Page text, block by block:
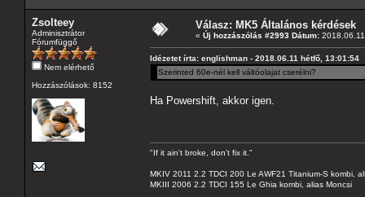
Zsolteey
Adminisztrátor
Fórumfüggő
Nem elérhető
Hozzászólások: 8152
Válasz: MK5 Általános kérdések
« Új hozzászólás #2993 Dátum:
Idézetet írta: englishman - 2018.06.11 hétfő, 13:01:54
Szerinted 60e-nél kell váltóolajat cserélni?
Ha Powershift, akkor igen.
"If it ain't broke, don't fix it."
MKIV 2011 2.2 TDCI 200 Le AWF21 Titanium-S kombi,
MKIII 2006 2.2 TDCI 155 Le Ghia kombi, alias Moncsi